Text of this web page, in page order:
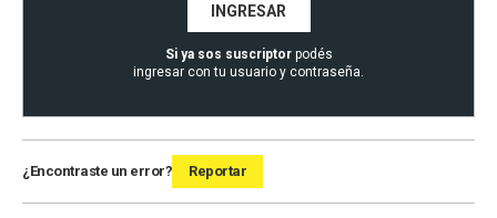
INGRESAR
Si ya sos suscriptorpodés
ingresar con tu usuario y contraseña.
¿Encontraste un error? Reportar